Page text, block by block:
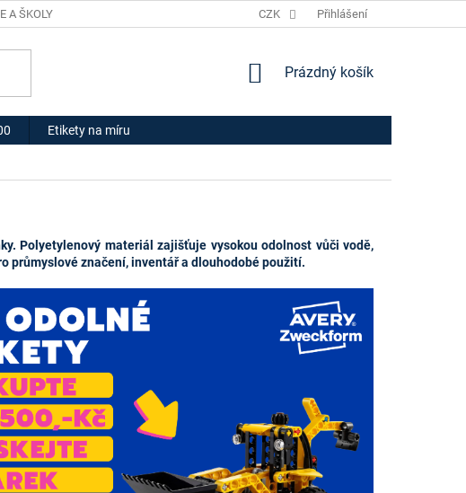
A ŠKOLY HODNOCENÍ OBCHODU
CZK Přihlášení
NÁKUPNÍ
Prázdný košík
Etikety na míru
Polyetylenový materiál zajišťuje vysokou odolnost vůči vodě,
průmyslové značení, inventář a dlouhodobé použití.